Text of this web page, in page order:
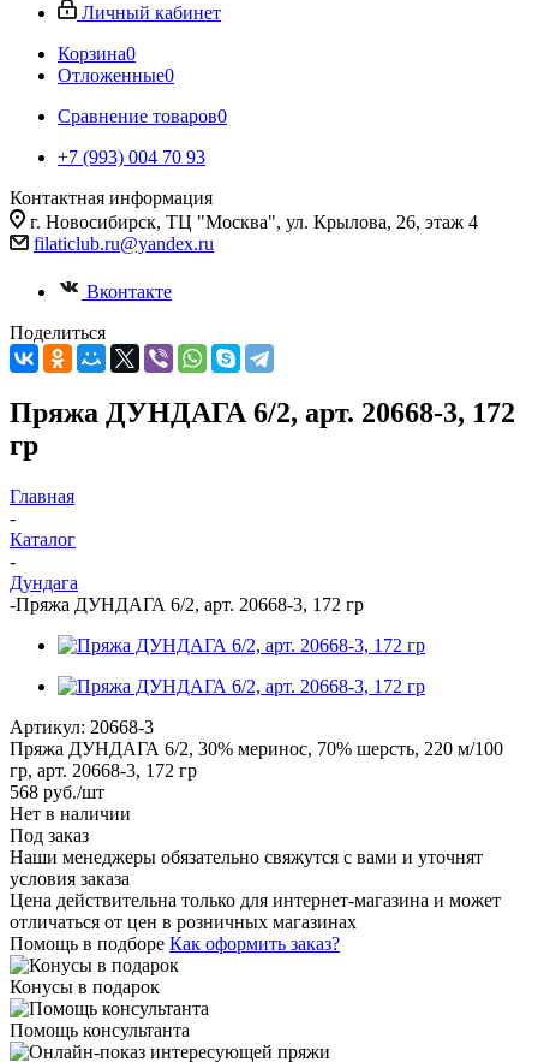
Личный кабинет
Корзина0
Отложенные0
Сравнение товаров0
+7 (993) 004 70 93
Контактная информация
г. Новосибирск, ТЦ "Москва", ул. Крылова, 26, этаж 4
filaticlub.ru@yandex.ru
Вконтакте
Поделиться
Пряжа ДУНДАГА 6/2, арт. 20668-3, 172
гр
Главная
-
Каталог
-
Дундага
-Пряжа ДУНДАГА 6/2, арт. 20668-3, 172 гр
Артикул: 20668-3
Пряжа ДУНДАГА 6/2, 30% меринос, 70% шерсть, 220 м/100
гр, арт. 20668-3, 172 гр
568 руб./шт
Нет в наличии
Под заказ
Наши менеджеры обязательно свяжутся с вами и уточнят
условия заказа
Цена действительна только для интернет-магазина и может
отличаться от цен в розничных магазинах
Помощь в подборе Как оформить заказ?
Конусы в подарок
Помощь консультанта